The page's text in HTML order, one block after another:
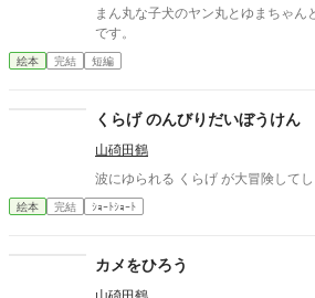
まん丸な子犬のヤン丸とゆまちゃん
です。
絵本 完結 短編
くらげ のんびりだいぼうけん
山碕田鶴
波にゆられる くらげ が大冒険してし
絵本 完結 ｼｮｰﾄｼｮｰﾄ
カメをひろう